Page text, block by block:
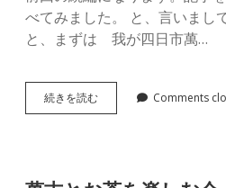
べてみました。 と、言いまし
と、まずは 我が四日市萬…
続きを読む調
べ
し
Comments